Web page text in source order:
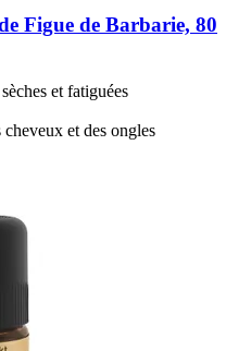
Figue de Barbarie, 80
et fatiguées
et des ongles